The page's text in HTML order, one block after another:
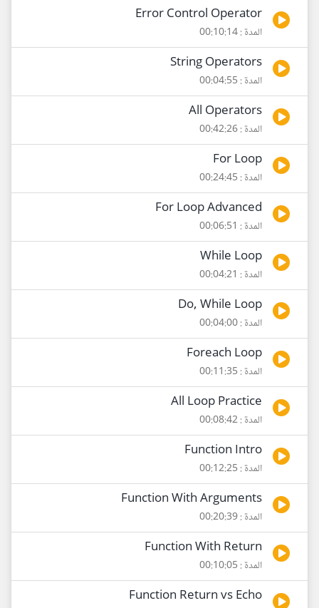
Error Control Operator
المدة : 00:10:14
String Operators
المدة : 00:04:55
All Operators
المدة : 00:42:26
For Loop
المدة : 00:24:45
For Loop Advanced
المدة : 00:06:51
While Loop
المدة : 00:04:21
Do, While Loop
المدة : 00:04:00
Foreach Loop
المدة : 00:11:35
All Loop Practice
المدة : 00:08:42
Function Intro
المدة : 00:12:25
Function With Arguments
المدة : 00:20:39
Function With Return
المدة : 00:10:05
Function Return vs Echo